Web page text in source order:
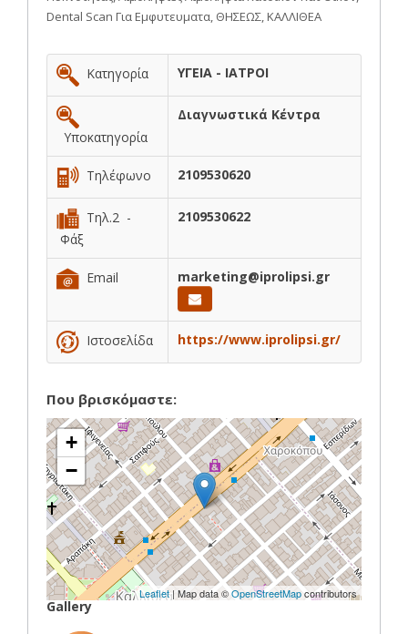
Dental Scan Για Εμφυτευματα, ΘΗΣΕΩΣ, ΚΑΛΛΙΘΕΑ
Κατηγορία ΥΓΕΙΑ - ΙΑΤΡΟΙ
Υποκατηγορία
Διαγνωστικά Κέντρα
Τηλέφωνο 2109530620
Τηλ.2 -
Φάξ
2109530622
Email marketing@iprolipsi.gr
Ιστοσελίδα https://www.iprolipsi.gr/
Που βρισκόμαστε:
+
−
Leaflet| Map data ©OpenStreetMapcontributors
Gallery